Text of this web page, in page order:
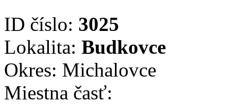
ID číslo: 3025
Lokalita: Budkovce
Okres: Michalovce
Miestna časť: